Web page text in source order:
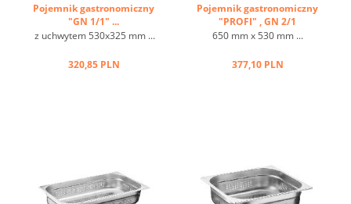
Pojemnik gastronomiczny
"GN 1/1" ...
z uchwytem 530x325 mm ...
320,85 PLN
Pojemnik gastronomiczny
"PROFI" , GN 2/1
perforowany ...
650 mm x 530 mm ...
377,10 PLN